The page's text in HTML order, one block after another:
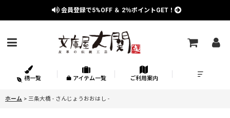
会員登録で5%OFF ＆ 2％ポイントGET！
柄一覧 アイテム一覧 ご利用案内
ホーム > 三条大橋 - さんじょうおおはし -